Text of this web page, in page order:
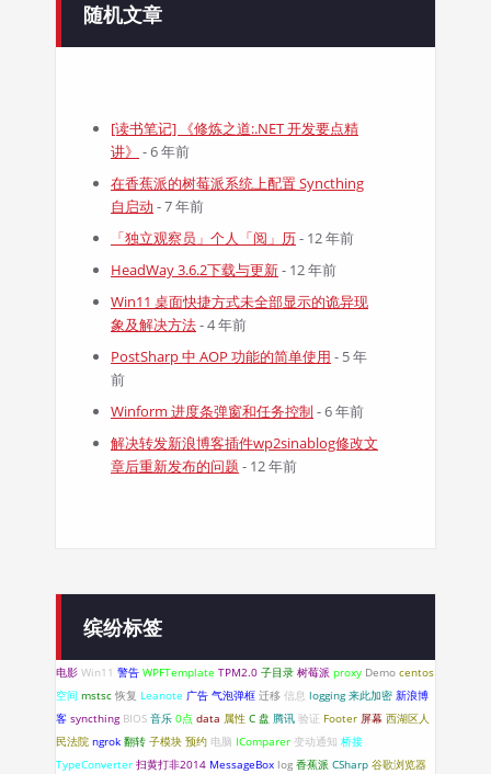
随机文章
[读书笔记] 《修炼之道:.NET 开发要点精
讲》 - 6 年前
在香蕉派的树莓派系统上配置 Syncthing
自启动 - 7 年前
「独立观察员」个人「阅」历- 12 年前
HeadWay 3.6.2下载与更新- 12 年前
Win11 桌面快捷方式未全部显示的诡异现
象及解决方法- 4 年前
PostSharp 中 AOP 功能的简单使用 - 5 年
前
Winform 进度条弹窗和任务控制 - 6 年前
解决转发新浪博客插件wp2sinablog修改文
章后重新发布的问题 - 12 年前
缤纷标签
电影 Win11 警告 WPFTemplate TPM2.0 子目录 树莓派 proxy Demo centos
空间 mstsc 恢复 Leanote 广告 气泡弹框 迁移 信息 logging 来此加密 新浪博
客 syncthing BIOS 音乐 0点 data 属性 C 盘 腾讯 验证 Footer 屏幕 西湖区人
民法院 ngrok 翻转 子模块 预约 电脑 IComparer 变动通知 桥接
TypeConverter 扫黄打非2014 MessageBox log 香蕉派 CSharp 谷歌浏览器